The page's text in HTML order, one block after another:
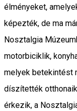
élményeket,
képezték, de ma
Nosztalgia
motorbiciklik,
melyek betekintést
díszítették
érkezik, a